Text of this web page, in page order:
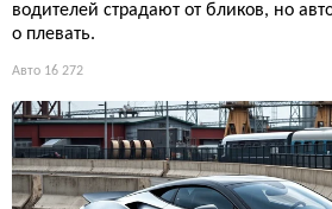
водителей страдают от бликов, но
о плевать.
Авто 16 272